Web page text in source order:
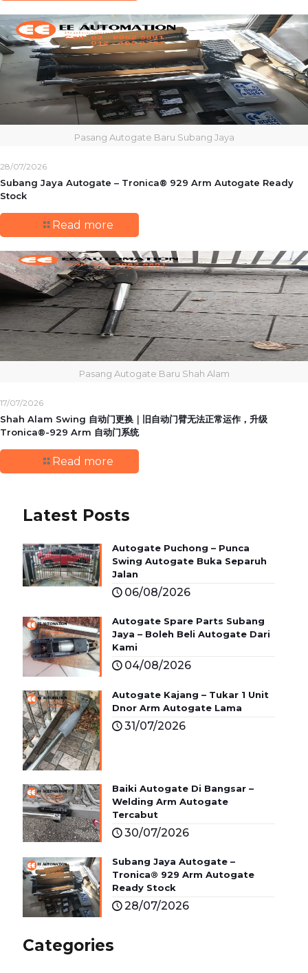
Pasang Autogate Baru Subang Jaya
28/07/2026
Subang Jaya Autogate – Tronica® 929 Arm Autogate Ready
Stock
Read more
Pasang Autogate Baru Shah Alam
17/07/2026
Shah Alam Swing 自动门更换｜旧自动门臂无法正常运作，升级
Tronica®-929 Arm 自动门系统
Read more
Latest Posts
Autogate Puchong – Punca
Swing Autogate Buka Separuh
Jalan
06/08/2026
Autogate Spare Parts Subang
Jaya – Boleh Beli Autogate Dari
Kami
04/08/2026
Autogate Kajang – Tukar 1 Unit
Dnor Arm Autogate Lama
31/07/2026
Baiki Autogate Di Bangsar –
Welding Arm Autogate
Tercabut
30/07/2026
Subang Jaya Autogate –
Tronica® 929 Arm Autogate
Ready Stock
28/07/2026
Categories